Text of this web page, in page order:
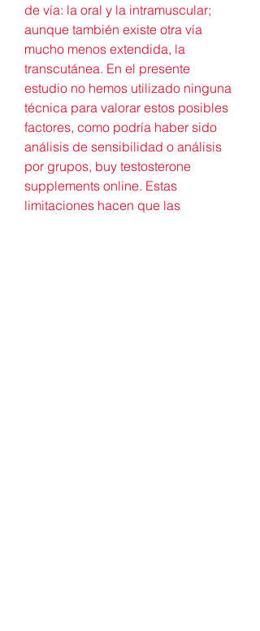
de vía: la oral y la intramuscular;
aunque también existe otra vía
mucho menos extendida, la
transcutánea. En el presente
estudio no hemos utilizado ninguna
técnica para valorar estos posibles
factores, como podría haber sido
análisis de sensibilidad o análisis
por grupos, buy testosterone
supplements online. Estas
limitaciones hacen que las